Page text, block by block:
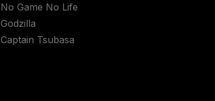
No Game No Life
Godzilla
Captain Tsubasa